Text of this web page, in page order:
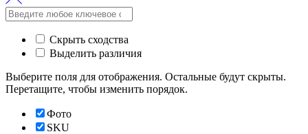
Скрыть сходства
Выделить различия
Выберите поля для отображения. Остальные будут скрыты.
Перетащите, чтобы изменить порядок.
Фото
SKU